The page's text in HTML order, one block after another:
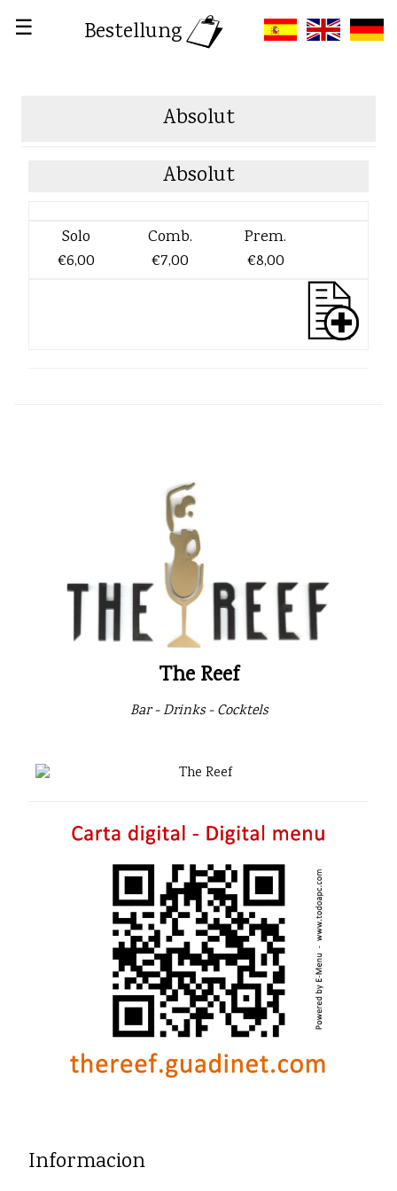
☰ Bestellung
Absolut
Absolut
Solo
€6,00
Comb.
€7,00
Prem.
€8,00
The Reef
Bar - Drinks - Cocktels
Informacion